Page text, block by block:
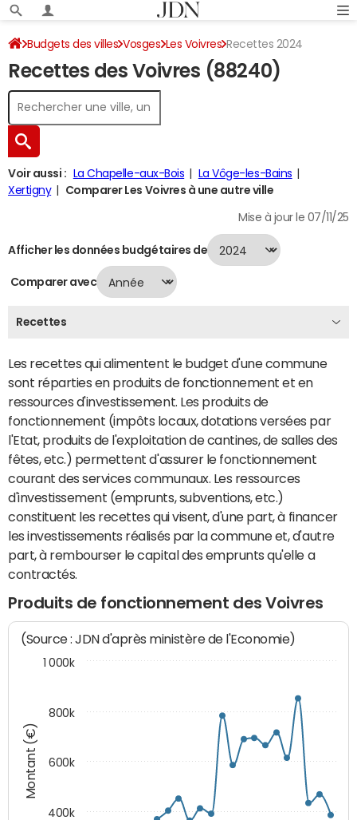
Budgets des villes Vosges Les Voivres Recettes 2024
Recettes des Voivres (88240)
Voir aussi : La Chapelle-aux-Bois
La Vôge-les-Bains
Xertigny
Comparer Les Voivres à une autre ville
Mise à jour le 07/11/25
Afficher les données budgétaires de
Comparer avec
Recettes
Les recettes qui alimentent le budget d'une commune
sont réparties en produits de fonctionnement et en
ressources d'investissement. Les produits de
fonctionnement (impôts locaux, dotations versées par
l'Etat, produits de l'exploitation de cantines, de salles des
fêtes, etc.) permettent d'assurer le fonctionnement
courant des services communaux. Les ressources
d'investissement (emprunts, subventions, etc.)
constituent les recettes qui visent, d'une part, à financer
les investissements réalisés par la commune et, d'autre
part, à rembourser le capital des emprunts qu'elle a
contractés.
Produits de fonctionnement des Voivres
Montant (€)
(Source : JDN d'après ministère de l'Economie)
400k
600k
800k
1 000k